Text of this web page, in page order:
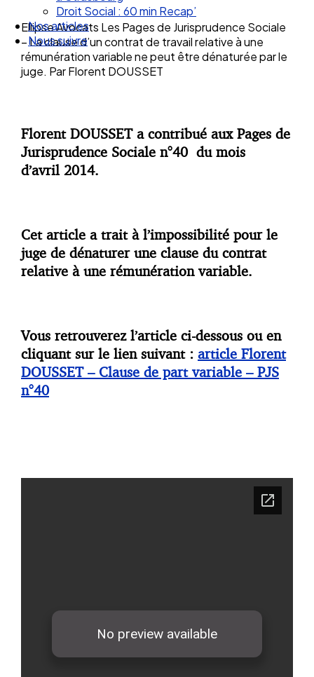
Droit Social : 60 min Recap’
Nos articles
Nous suivre
Ellipse Avocats Les Pages de Jurisprudence Sociale
– La clause d’un contrat de travail relative à une
rémunération variable ne peut être dénaturée par le
juge. Par Florent DOUSSET
Florent DOUSSET a contribué aux Pages de
Jurisprudence Sociale n°40 du mois
d’avril 2014.
Cet article a trait à l’impossibilité pour le
juge de dénaturer une clause du contrat
relative à une rémunération variable.
Vous retrouverez l’article ci-dessous ou en
cliquant sur le lien suivant : article Florent
DOUSSET – Clause de part variable – PJS
n°40